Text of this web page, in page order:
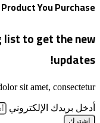
You Purchase
list to get the new
updates!
sit amet, consectetur.
أدخل بريدك الإلكتروني